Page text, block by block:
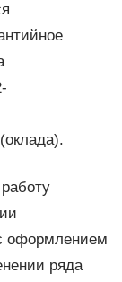
оформлением
ряда